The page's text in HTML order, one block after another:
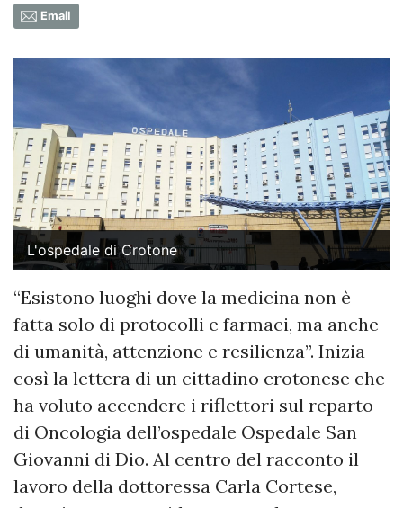
Email
L'ospedale di Crotone
“Esistono luoghi dove la medicina non è
fatta solo di protocolli e farmaci, ma anche
di umanità, attenzione e resilienza”. Inizia
così la lettera di un cittadino crotonese che
ha voluto accendere i riflettori sul reparto
di Oncologia dell’ospedale Ospedale San
Giovanni di Dio. Al centro del racconto il
lavoro della dottoressa Carla Cortese,